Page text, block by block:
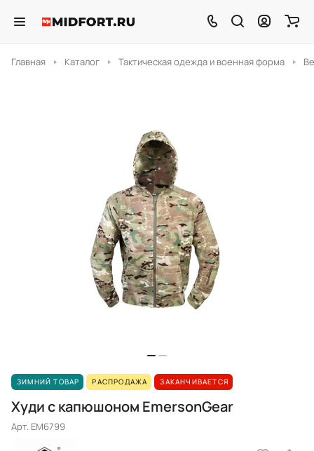
Главная Каталог Тактическая одежда и военная форма
ЗИМНИЙ ТОВАР РАСПРОДАЖА ЗАКАНЧИВАЕТСЯ
Худи с капюшоном EmersonGear
Арт. EM6799